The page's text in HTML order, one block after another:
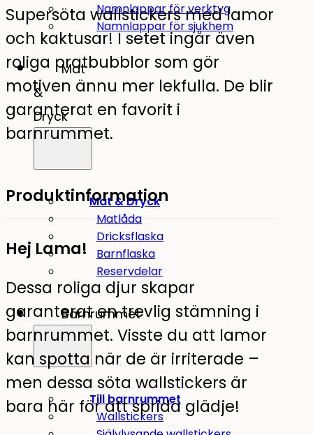
Namnlappar för verktyg
Namnlappar för sjukhem
Mat
&
Dryck
Mat & Dryck
Matlåda
Dricksflaska
Barnflaska
Reservdelar
Barnrummet
Till barnrummet
Wallstickers
Supersöta wallstickers med lamor
och kaktusar! I setet ingår även
roliga pratbubblor som gör
motiven ännu mer lekfulla. De blir
garanterat en favorit i
barnrummet.
Produktinformation
Hej Lama!
Dessa roliga djur skapar
garanterat en trevlig stämning i
barnrummet. Visste du att lamor
kan spotta när de är irriterade –
men dessa söta wallstickers är
bara här för att sprida glädje!